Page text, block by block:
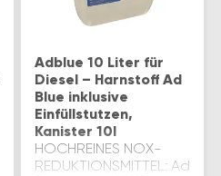
Adblue 10 Liter für
Diesel – Harnstoff Ad
Blue inklusive
Einfüllstutzen,
Kanister 10l
HOCHREINES NOX-
REDUKTIONSMITTEL: Ad